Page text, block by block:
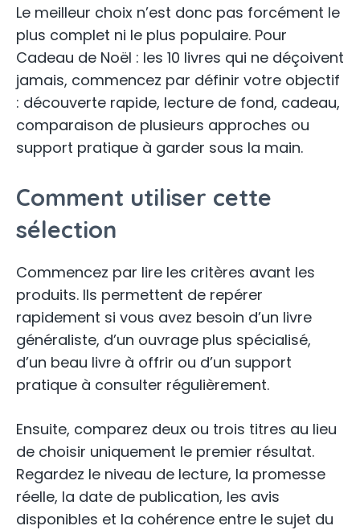
Le meilleur choix n’est donc pas forcément le
plus complet ni le plus populaire. Pour
Cadeau de Noël : les 10 livres qui ne déçoivent
jamais, commencez par définir votre objectif
: découverte rapide, lecture de fond, cadeau,
comparaison de plusieurs approches ou
support pratique à garder sous la main.
Comment utiliser cette
sélection
Commencez par lire les critères avant les
produits. Ils permettent de repérer
rapidement si vous avez besoin d’un livre
généraliste, d’un ouvrage plus spécialisé,
d’un beau livre à offrir ou d’un support
pratique à consulter régulièrement.
Ensuite, comparez deux ou trois titres au lieu
de choisir uniquement le premier résultat.
Regardez le niveau de lecture, la promesse
réelle, la date de publication, les avis
disponibles et la cohérence entre le sujet du